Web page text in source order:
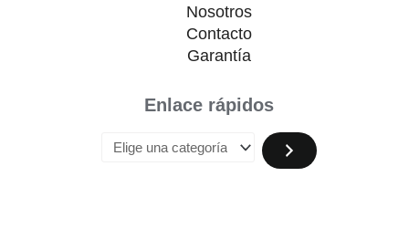
Nosotros
Contacto
Garantía
Enlace rápidos